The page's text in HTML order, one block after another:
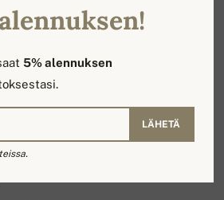
5% alennuksen
LÄHETÄ